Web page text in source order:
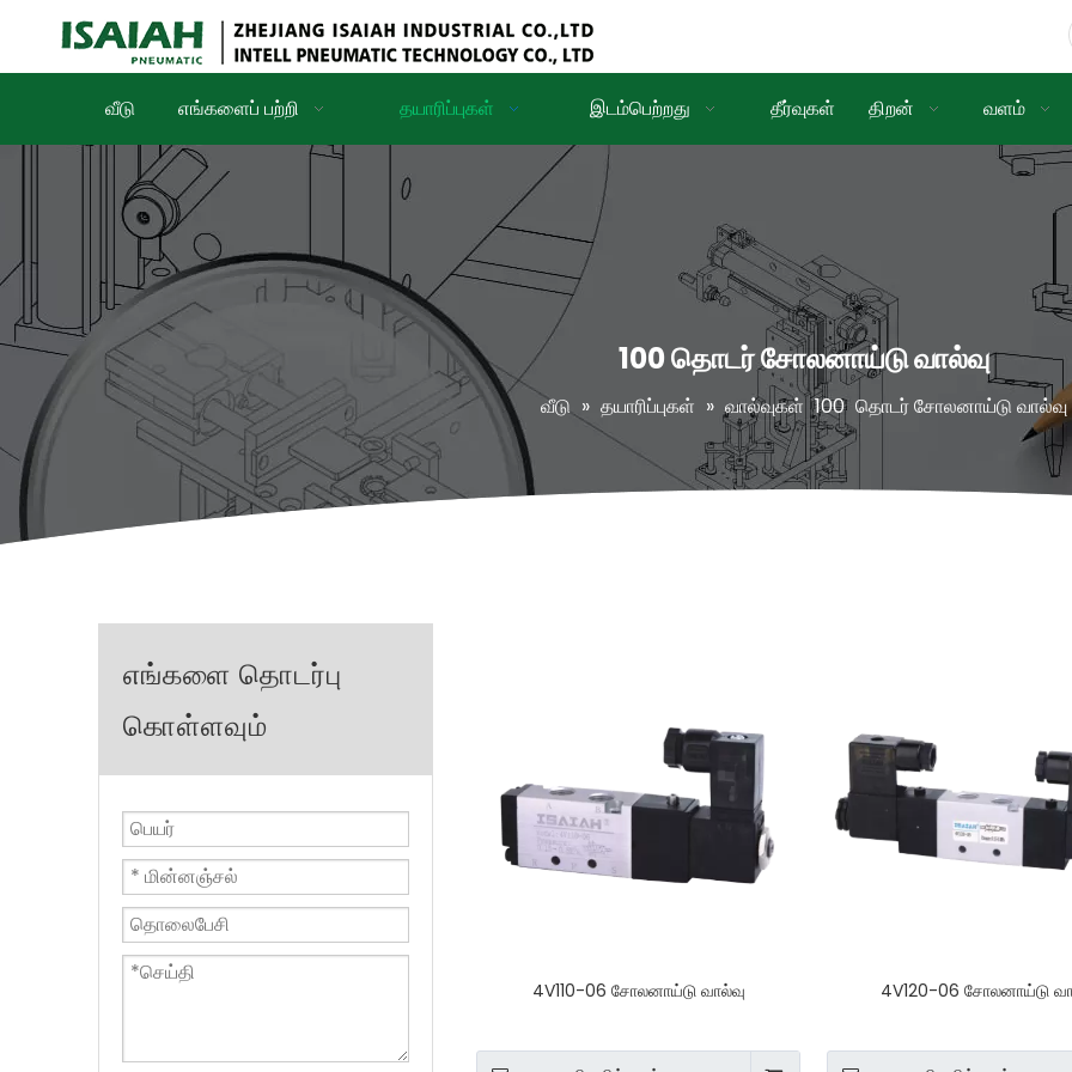
வீடு எங்களைப் பற்றி தயாரிப்புகள் இடம்பெற்றது தீர்வுகள் திறன் வளம்
100 தொடர் சோலனாய்டு வால்வு
வீடு » தயாரிப்புகள் » வால்வுகள் 100 தொடர் சோலனாய்டு வால்வு
எங்களை தொடர்பு
கொள்ளவும்
4V110-06 சோலனாய்டு வால்வு 4V120-06 சோலனாய்டு